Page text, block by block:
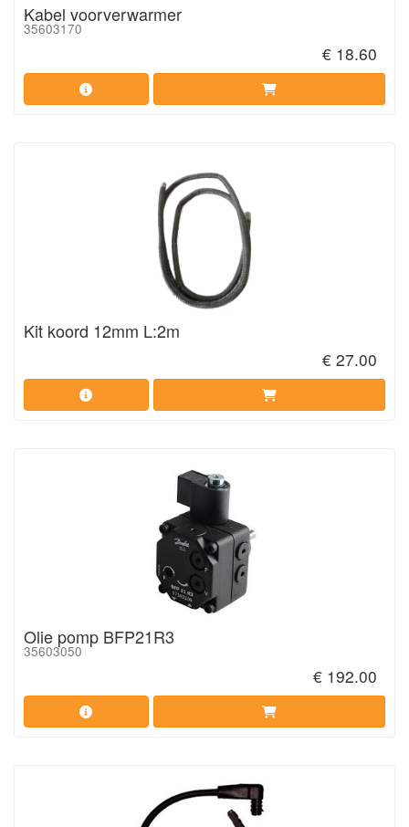
Kabel voorverwarmer
35603170
€ 18.60
Kit koord 12mm L:2m
€ 27.00
Olie pomp BFP21R3
35603050
€ 192.00